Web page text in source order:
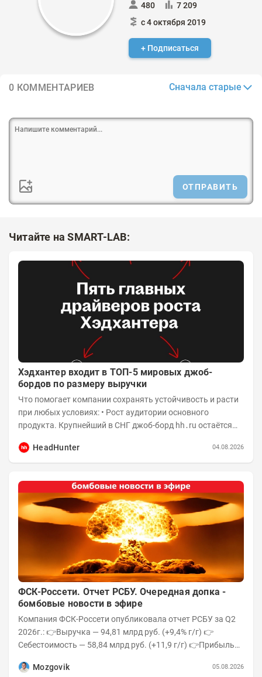
480
7 209
с 4 октября 2019
+ Подписаться
0 КОММЕНТАРИЕВ Сначала старые
ОТПРАВИТЬ
Читайте на SMART-LAB:
Хэдхантер входит в ТОП-5 мировых джоб-
бордов по размеру выручки
Что помогает компании сохранять устойчивость и расти
при любых условиях: • Рост аудитории основного
продукта. Крупнейший в СНГ джоб-борд hh․ru остаётся
HeadHunter
04.08.2026
ФСК-Россети. Отчет РСБУ. Очередная допка -
бомбовые новости в эфире
Компания ФСК-Россети опубликовала отчет РСБУ за Q2
2026г.: 👉Выручка — 94,81 млрд руб. (+9,4% г/г) 👉
Себестоимость — 58,84 млрд руб. (+11,9 г/г) 👉Прибыль
Mozgovik
05.08.2026